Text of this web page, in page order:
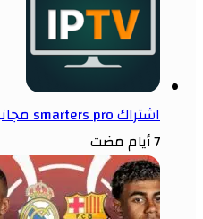
اشتراك smarters pro مجاني مدى الحياة بمميزات عديدة
7 أيام مضت